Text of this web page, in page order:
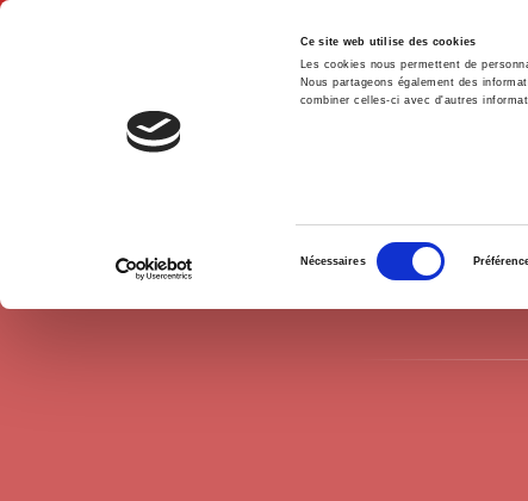
Ce site web utilise des cookies
Les cookies nous permettent de
Nous partageons également des
combiner celles-ci avec d'autres
consentement
Nécessaires